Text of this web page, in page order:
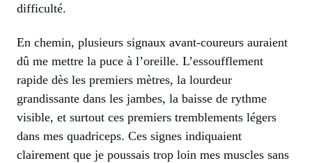
difficulté.
En chemin, plusieurs signaux avant-coureurs auraient
dû me mettre la puce à l’oreille. L’essoufflement
rapide dès les premiers mètres, la lourdeur
grandissante dans les jambes, la baisse de rythme
visible, et surtout ces premiers tremblements légers
dans mes quadriceps. Ces signes indiquaient
clairement que je poussais trop loin mes muscles sans